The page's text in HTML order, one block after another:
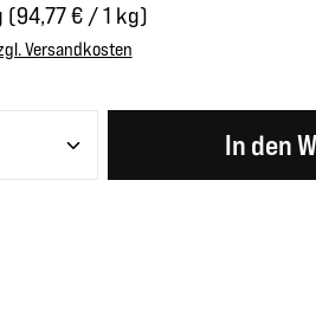
(94,77 € / 1 kg)
Versandkosten
Gib den gewünschten
In den